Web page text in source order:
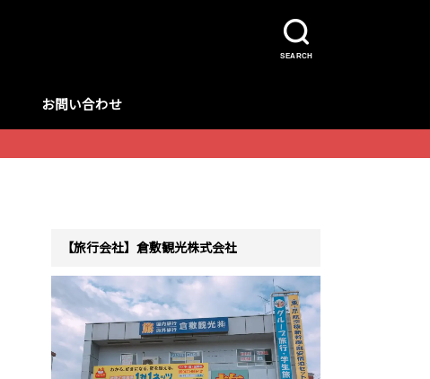
SEARCH
お問い合わせ
【旅行会社】倉敷観光株式会社